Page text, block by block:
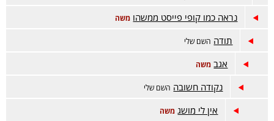
נראה כמו קופי פייסט ממשהו משה
תודה השם שלי
אגב משה
נקודה חשובה השם שלי
אין לי מושג משה